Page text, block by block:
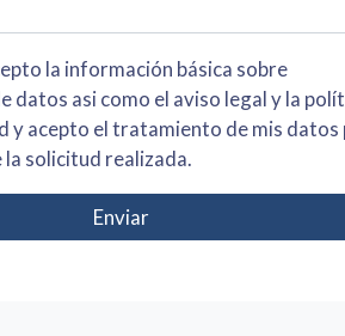
sobre
legal y la política
solicitud realizada.
Enviar